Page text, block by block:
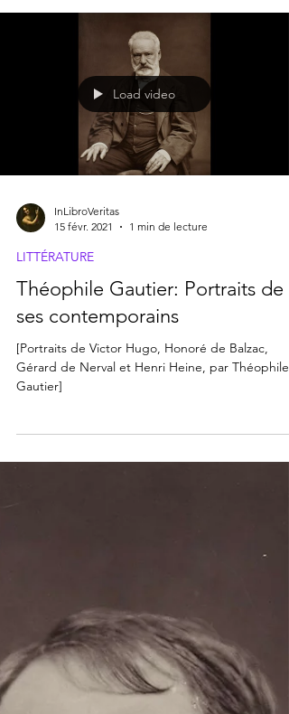
"Une question que le rêveur peut se poser est
celle-ci : les animaux s’aperçoivent-ils des
événements qui se passent autour d’eux... ?"
Load video
InLibroVeritas
15 févr. 2021
1 min de lecture
LITTÉRATURE
ses contemporains
[Portraits de Victor Hugo, Honoré de Balzac,